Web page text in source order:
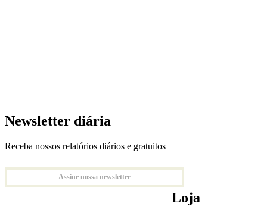
Newsletter diária
Receba nossos relatórios diários e gratuitos
Assine nossa newsletter
Loja